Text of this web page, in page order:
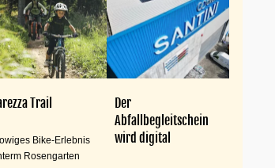
Trail
Bike-Erlebnis
Rosengarten
Der
Abfallbegleitschein
wird digital